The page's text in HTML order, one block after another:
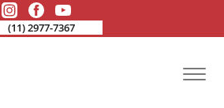
(11) 2977-7367